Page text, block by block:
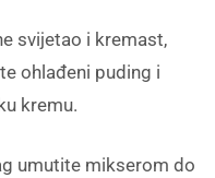
svijetao i kremast,
ohlađeni puding i
kremu.
umutite mikserom do